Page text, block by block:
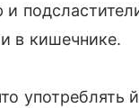
в кишечнике.